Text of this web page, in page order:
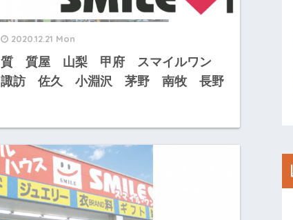
2020.12.21 Mon
質 質屋 山梨 甲府 スマイルワン
諏訪 佐久 小淵沢 茅野 南牧 長野